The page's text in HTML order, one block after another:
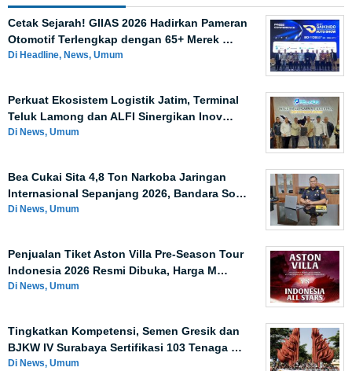
Cetak Sejarah! GIIAS 2026 Hadirkan Pameran
Otomotif Terlengkap dengan 65+ Merek …
Di Headline, News, Umum
Perkuat Ekosistem Logistik Jatim, Terminal
Teluk Lamong dan ALFI Sinergikan Inov…
Di News, Umum
Bea Cukai Sita 4,8 Ton Narkoba Jaringan
Internasional Sepanjang 2026, Bandara So…
Di News, Umum
Penjualan Tiket Aston Villa Pre-Season Tour
Indonesia 2026 Resmi Dibuka, Harga M…
Di News, Umum
Tingkatkan Kompetensi, Semen Gresik dan
BJKW IV Surabaya Sertifikasi 103 Tenaga …
Di News, Umum